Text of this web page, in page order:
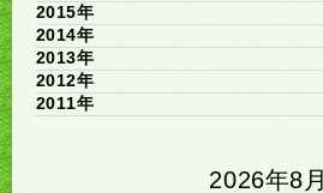
2015年
2014年
2013年
2012年
2011年
2026年8月